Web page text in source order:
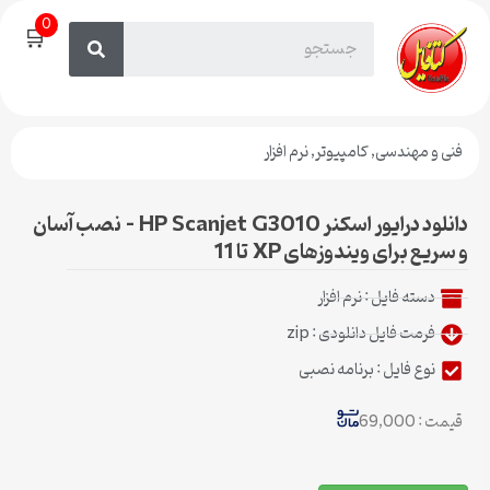
🛒0
فنی و مهندسی,کامپیوتر,نرم افزار
دانلود درایور اسکنر HP Scanjet G3010 – نصب آسان
و سریع برای ویندوزهای XP تا 11
دسته فایل :نرم افزار
فرمت فایل دانلودی : zip
نوع فایل : برنامه نصبی
قیمت : 69,000